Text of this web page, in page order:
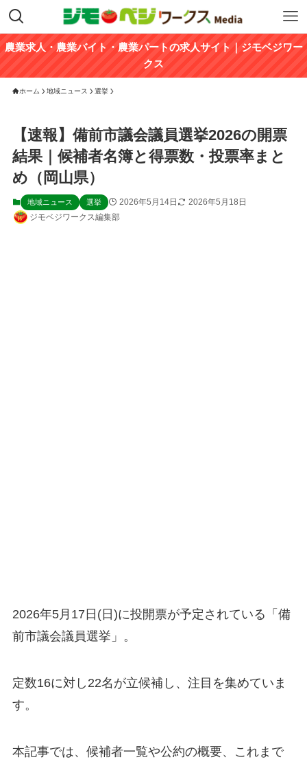
農業求人・農業バイト・農業パートの求人サイト｜ジモベジワー
クス
ホーム 地域ニュース 選挙
【速報】備前市議会議員選挙2026の開票
結果｜候補者名簿と得票数・投票率まと
め（岡山県）
地域ニュース 選挙 2026年5月14日
2026年5月18日
ジモベジワークス編集部
2026年5月17日(日)に投開票が予定されている「備
前市議会議員選挙」。
定数16に対し22名が立候補し、注目を集めていま
す。
本記事では、候補者一覧や公約の概要、これまで